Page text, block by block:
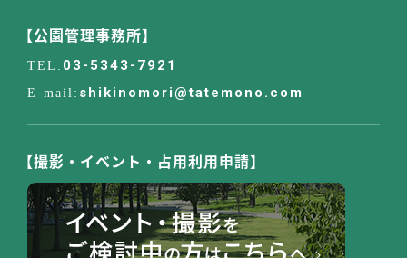
【公園管理事務所】
03-5343-7921
shikinomori@tatemono.com
【撮影・イベント・占用利用申請】